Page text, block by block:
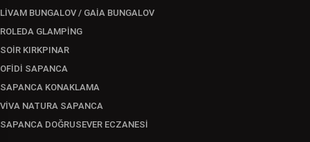
LİVAM BUNGALOV / GAİA BUNGALOV
ROLEDA GLAMPİNG
SOİR KIRKPINAR
OFİDİ SAPANCA
SAPANCA KONAKLAMA
VİVA NATURA SAPANCA
SAPANCA DOĞRUSEVER ECZANESİ